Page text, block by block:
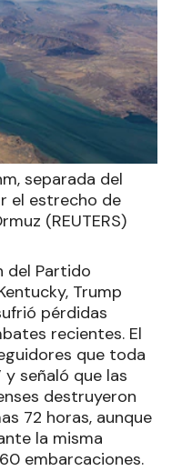
separada del
el estrecho de
(REUTERS)
del Partido
Trump
pérdidas
recientes. El
que toda
y señaló que las
destruyeron
72 horas, aunque
la misma
embarcaciones.